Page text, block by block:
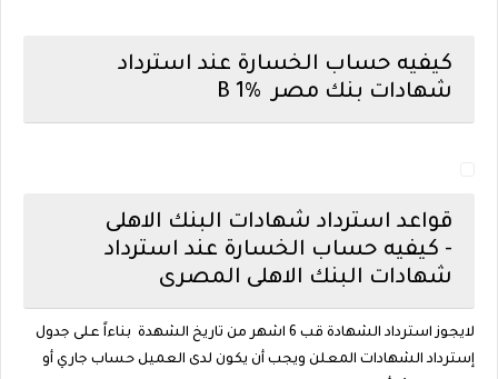
كيفيه حساب الخسارة عند استرداد
شهادات بنك مصر B 1%
قواعد استرداد شهادات البنك الاهلى
- كيفيه حساب الخسارة عند استرداد
شهادات البنك الاهلى المصرى
لايجوز استرداد الشهادة قب 6 اشهر من تاريخ الشهدة بناءاً على جدول
إسترداد الشهادات المعلن ويجب أن يكون لدى العميل حساب جاري أو